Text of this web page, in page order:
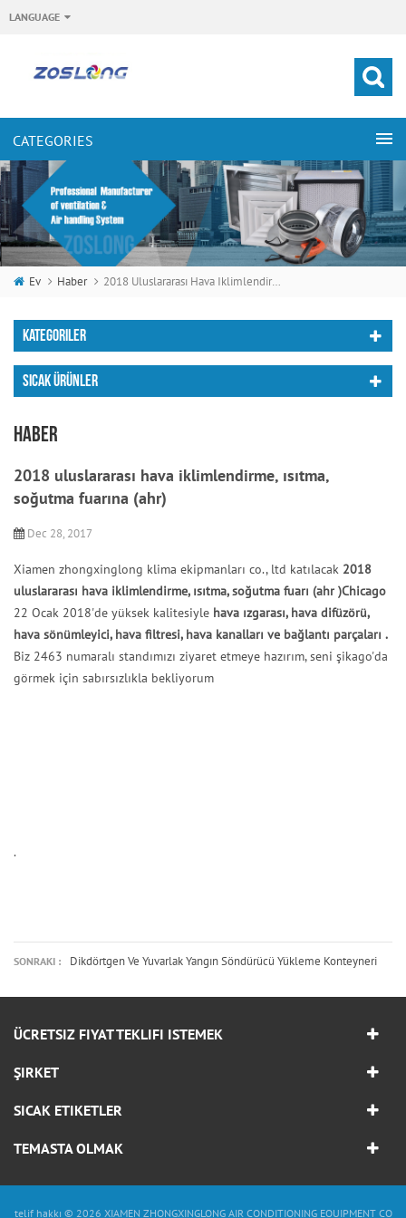
LANGUAGE
Ev Haber 2018 Uluslararası Hava Iklimlendirme, Isıtma, Soğutma Fuarına (ahr)
KATEGORILER
SICAK ÜRÜNLER
HABER
2018 uluslararası hava iklimlendirme, ısıtma,
soğutma fuarına (ahr)
Dec 28, 2017
Xiamen zhongxinglong klima ekipmanları co., ltd katılacak 2018
uluslararası hava iklimlendirme, ısıtma, soğutma fuarı (ahr )Chicago
22 Ocak 2018'de yüksek kalitesiyle hava ızgarası, hava difüzörü,
hava sönümleyici, hava filtresi, hava kanalları ve bağlantı parçaları .
Biz 2463 numaralı standımızı ziyaret etmeye hazırım, seni şikago'da
görmek için sabırsızlıkla bekliyorum
.
SONRAKI : Dikdörtgen Ve Yuvarlak Yangın Söndürücü Yükleme Konteyneri
ÜCRETSIZ FIYAT TEKLIFI ISTEMEK
ŞIRKET
SICAK ETIKETLER
TEMASTA OLMAK
telif hakkı © 2026 XIAMEN ZHONGXINGLONG AIR CONDITIONING EQUIPMENT CO